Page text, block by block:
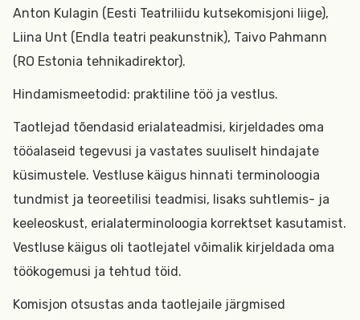
Anton Kulagin (Eesti Teatriliidu kutsekomisjoni liige),
Liina Unt (Endla teatri peakunstnik), Taivo Pahmann
(RO Estonia tehnikadirektor).
Hindamismeetodid: praktiline töö ja vestlus.
Taotlejad tõendasid erialateadmisi, kirjeldades oma
tööalaseid tegevusi ja vastates suuliselt hindajate
küsimustele. Vestluse käigus hinnati terminoloogia
tundmist ja teoreetilisi teadmisi, lisaks suhtlemis- ja
keeleoskust, erialaterminoloogia korrektset kasutamist.
Vestluse käigus oli taotlejatel võimalik kirjeldada oma
töökogemusi ja tehtud töid.
Komisjon otsustas anda taotlejaile järgmised